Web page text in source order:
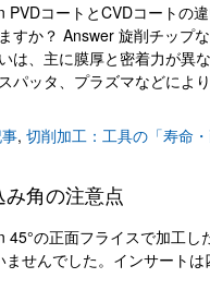
コートとCVDコートの
すか？ Answer 旋削チップ
は、主に膜厚と密着力が異
パッタ、プラズマなどによ
, 切削加工：工具の「寿命・
角の注意点
の正面フライスで加工
せんでした。インサート